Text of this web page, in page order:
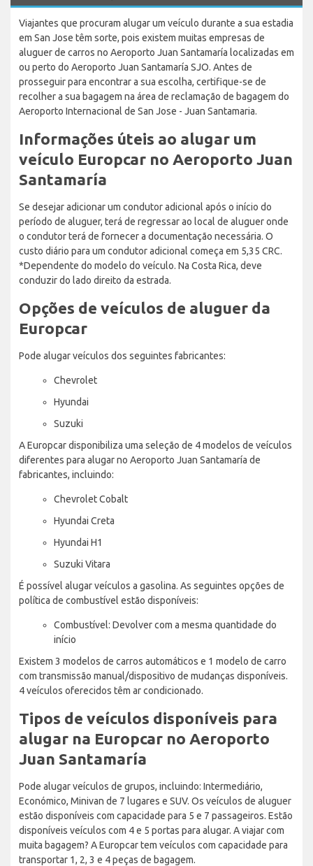
Viajantes que procuram alugar um veículo durante a sua estadia
em San Jose têm sorte, pois existem muitas empresas de
aluguer de carros no Aeroporto Juan Santamaría localizadas em
ou perto do Aeroporto Juan Santamaría SJO. Antes de
prosseguir para encontrar a sua escolha, certifique-se de
recolher a sua bagagem na área de reclamação de bagagem do
Aeroporto Internacional de San Jose - Juan Santamaria.
Informações úteis ao alugar um
veículo Europcar no Aeroporto Juan
Santamaría
Se desejar adicionar um condutor adicional após o início do
período de aluguer, terá de regressar ao local de aluguer onde
o condutor terá de fornecer a documentação necessária. O
custo diário para um condutor adicional começa em 5,35 CRC.
*Dependente do modelo do veículo. Na Costa Rica, deve
conduzir do lado direito da estrada.
Opções de veículos de aluguer da
Europcar
Pode alugar veículos dos seguintes fabricantes:
Chevrolet
Hyundai
Suzuki
A Europcar disponibiliza uma seleção de 4 modelos de veículos
diferentes para alugar no Aeroporto Juan Santamaría de
fabricantes, incluindo:
Chevrolet Cobalt
Hyundai Creta
Hyundai H1
Suzuki Vitara
É possível alugar veículos a gasolina. As seguintes opções de
política de combustível estão disponíveis:
Combustível: Devolver com a mesma quantidade do
início
Existem 3 modelos de carros automáticos e 1 modelo de carro
com transmissão manual/dispositivo de mudanças disponíveis.
4 veículos oferecidos têm ar condicionado.
Tipos de veículos disponíveis para
alugar na Europcar no Aeroporto
Juan Santamaría
Pode alugar veículos de grupos, incluindo: Intermediário,
Económico, Minivan de 7 lugares e SUV. Os veículos de aluguer
estão disponíveis com capacidade para 5 e 7 passageiros. Estão
disponíveis veículos com 4 e 5 portas para alugar. A viajar com
muita bagagem? A Europcar tem veículos com capacidade para
transportar 1, 2, 3 e 4 peças de bagagem.